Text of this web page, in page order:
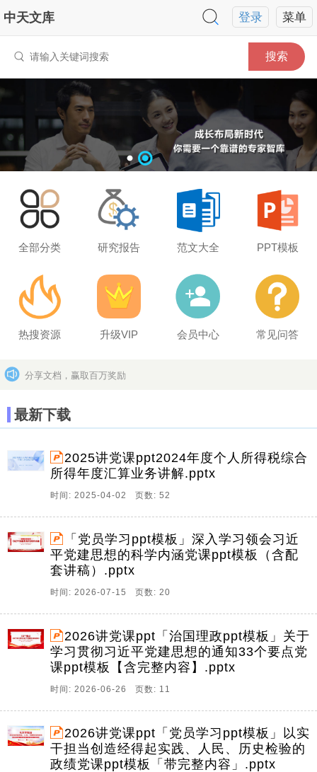
菜单
登录
中天文库
搜索
全部分类 研究报告 范文大全 PPT模板
热搜资源 升级VIP 会员中心 常见问答
分享文档，赢取百万奖励
最新下载
2025讲党课ppt2024年度个人所得税综合
所得年度汇算业务讲解.pptx
时间: 2025-04-02 页数: 52
「党员学习ppt模板」深入学习领会习近
平党建思想的科学内涵党课ppt模板（含配
套讲稿）.pptx
时间: 2026-07-15 页数: 20
2026讲党课ppt「治国理政ppt模板」关于
学习贯彻习近平党建思想的通知33个要点党
课ppt模板【含完整内容】.pptx
时间: 2026-06-26 页数: 11
2026讲党课ppt「党员学习ppt模板」以实
干担当创造经得起实践、人民、历史检验的
政绩党课ppt模板「带完整内容」.pptx